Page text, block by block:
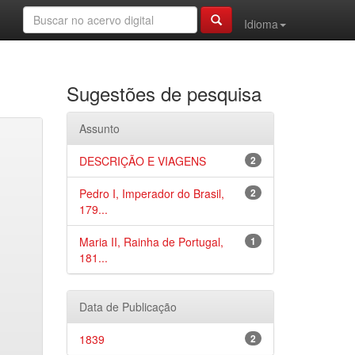
Idioma
Sugestões de pesquisa
Assunto
2
DESCRIÇÃO E VIAGENS
2
Pedro I, Imperador do Brasil,
179...
1
Maria II, Rainha de Portugal,
181...
Data de Publicação
2
1839